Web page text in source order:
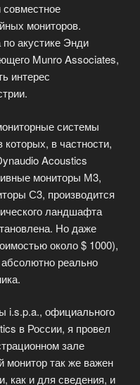
совместное
мониторов.
по акустике Энди
Munro Associates,
интерес
системы
которых, в частности,
Acoustics
мониторы М3,
С3, производится
ландшафта
Но даже
около $ 1000),
реально
i.s.p.a., официального
в России, я провел
зале
так же важен
как и для сведения, и